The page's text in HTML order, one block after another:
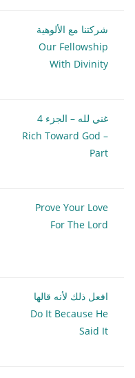
شركتنا مع الألوهية
Our Fellowship
With Divinity
غني لله – الجزء 4
Rich Toward God –
Part
Prove Your Love
For The Lord
افعل ذلك لأنه قالها
Do It Because He
Said It